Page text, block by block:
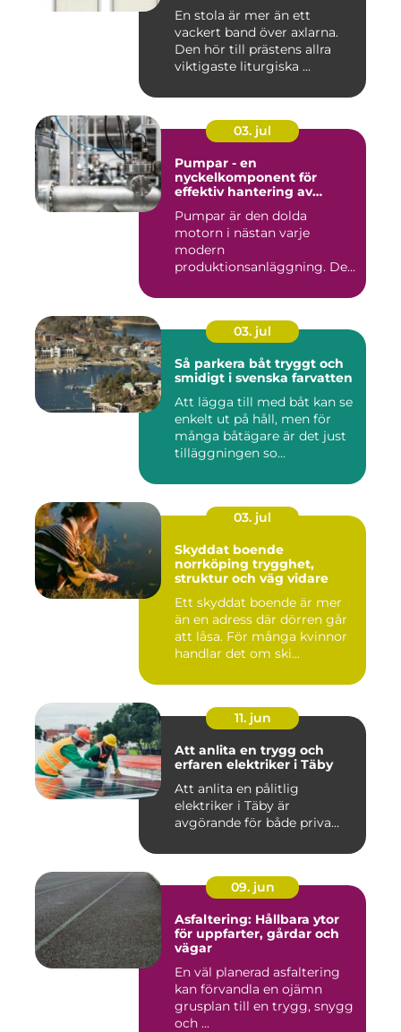
En stola är mer än ett
vackert band över axlarna.
Den hör till prästens allra
viktigaste liturgiska ...
03. jul
Pumpar - en
nyckelkomponent för
effektiv hantering av
Pumpar är den dolda
motorn i nästan varje
modern
produktionsanläggning. De
03. jul
Så parkera båt tryggt och
smidigt i svenska farvatten
Att lägga till med båt kan se
enkelt ut på håll, men för
många båtägare är det just
tilläggningen so...
03. jul
Skyddat boende
norrköping trygghet,
struktur och väg vidare
Ett skyddat boende är mer
än en adress där dörren går
att låsa. För många kvinnor
handlar det om ski...
11. jun
Att anlita en trygg och
erfaren elektriker i Täby
Att anlita en pålitlig
elektriker i Täby är
avgörande för både priva...
09. jun
Asfaltering: Hållbara ytor
för uppfarter, gårdar och
vägar
En väl planerad asfaltering
kan förvandla en ojämn
grusplan till en trygg, snygg
och ...